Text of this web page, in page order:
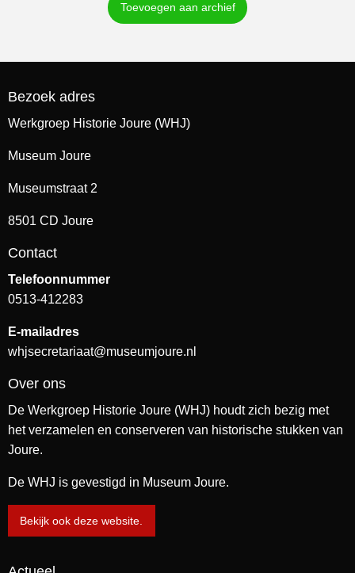
Toevoegen aan archief
Bezoek adres
Werkgroep Historie Joure (WHJ)
Museum Joure
Museumstraat 2
8501 CD Joure
Contact
Telefoonnummer
0513-412283
E-mailadres
whjsecretariaat@museumjoure.nl
Over ons
De Werkgroep Historie Joure (WHJ) houdt zich bezig met
het verzamelen en conserveren van historische stukken van
Joure.
De WHJ is gevestigd in Museum Joure.
Bekijk ook deze website.